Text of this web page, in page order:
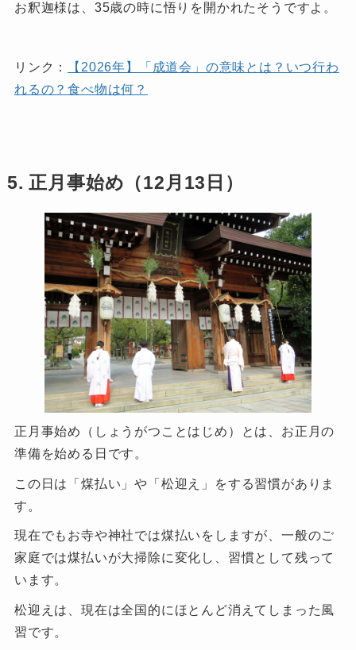
お釈迦様は、35歳の時に悟りを開かれたそうですよ。
リンク：
【2026年】「成道会」の意味とは？いつ行わ
れるの？食べ物は何？
5. 正月事始め（12月13日）
正月事始め（しょうがつことはじめ）とは、お正月の
準備を始める日です。
この日は「煤払い」や「松迎え」をする習慣がありま
す。
現在でもお寺や神社では煤払いをしますが、一般のご
家庭では煤払いが大掃除に変化し、習慣として残って
います。
松迎えは、現在は全国的にほとんど消えてしまった風
習です。